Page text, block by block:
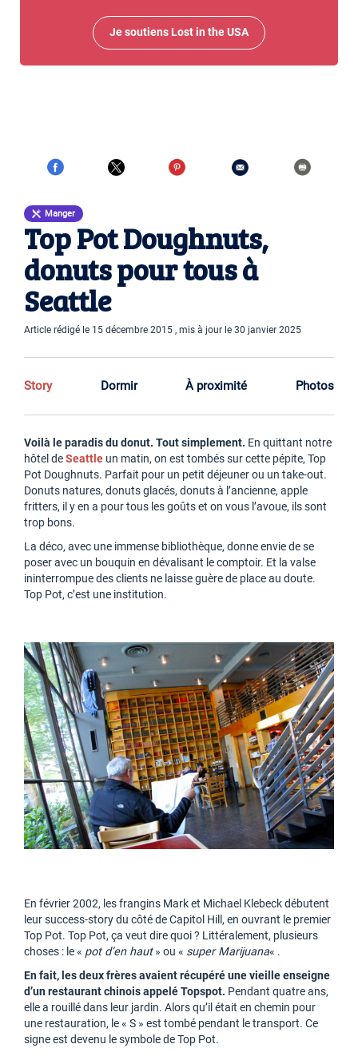
Manger
Top Pot Doughnuts,
donuts pour tous à
Seattle
Article rédigé le 15 décembre 2015 , mis à jour le 30 janvier 2025
Story Dormir À proximité Photos
Voilà le paradis du donut. Tout simplement. En quittant notre
hôtel deSeattle un matin, on est tombés sur cette pépite, Top
Pot Doughnuts. Parfait pour un petit déjeuner ou un take-out.
Donuts natures, donuts glacés, donuts à l’ancienne, apple
fritters, il y en a pour tous les goûts et on vous l’avoue, ils sont
trop bons.
La déco, avec une immense bibliothèque, donne envie de se
poser avec un bouquin en dévalisant le comptoir. Et la valse
ininterrompue des clients ne laisse guère de place au doute.
Top Pot, c’est une institution.
En février 2002, les frangins Mark et Michael Klebeck débutent
leur success-story du côté de Capitol Hill, en ouvrant le premier
Top Pot. Top Pot, ça veut dire quoi ? Littéralement, plusieurs
choses : le « pot d’en haut» ou « super Marijuana« .
En fait, les deux frères avaient récupéré une vieille enseigne
d’un restaurant chinois appelé Topspot. Pendant quatre ans,
elle a rouillé dans leur jardin. Alors qu’il était en chemin pour
une restauration, le « S » est tombé pendant le transport. Ce
signe est devenu le symbole de Top Pot.
Je soutiens Lost in the USA